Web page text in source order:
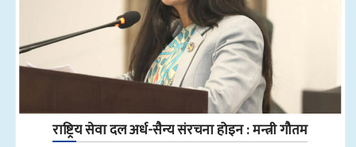
राष्ट्रिय सेवा दल अर्ध-सैन्य संरचना होइन : मन्त्री गौतम